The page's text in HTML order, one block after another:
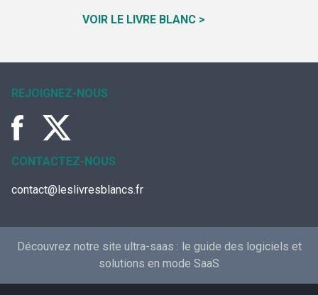
VOIR LE LIVRE BLANC >
REJOIGNEZ-NOUS
CONTACTEZ-NOUS
contact@leslivresblancs.fr
Découvrez notre site ultra-saas : le guide des logiciels et
solutions en mode SaaS